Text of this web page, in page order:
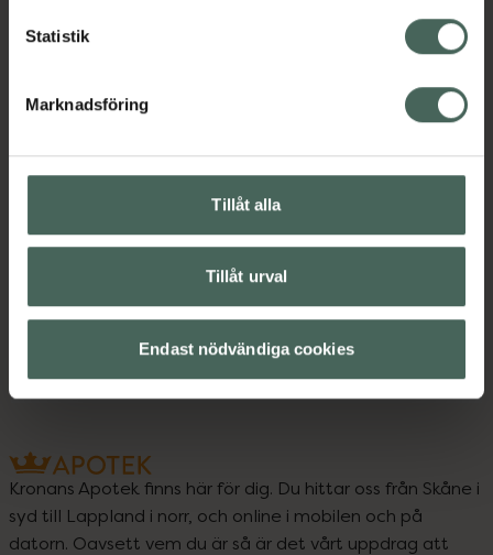
Statistik
Marknadsföring
Tillåt alla
Tillåt urval
Endast nödvändiga cookies
Visa
Upptäck flera produkter inom
Kronans Apotek finns här för dig. Du hittar oss från Skåne i
syd till Lappland i norr, och online i mobilen och på
datorn. Oavsett vem du är så är det vårt uppdrag att